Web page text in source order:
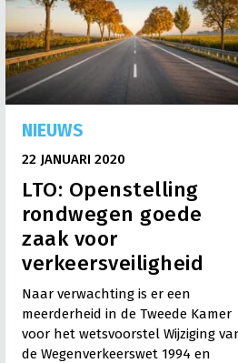
NIEUWS
22 JANUARI 2020
LTO: Openstelling
rondwegen goede
zaak voor
verkeersveiligheid
Naar verwachting is er een
meerderheid in de Tweede Kamer
voor het wetsvoorstel Wijziging
de Wegenverkeerswet 1994 en